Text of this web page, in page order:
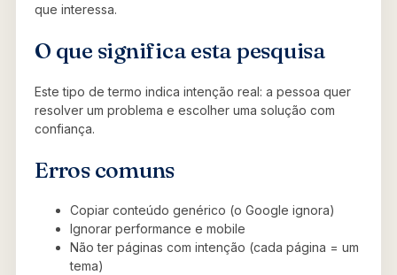
que interessa.
O que significa esta pesquisa
Este tipo de termo indica intenção real: a pessoa quer
resolver um problema e escolher uma solução com
confiança.
Erros comuns
Copiar conteúdo genérico (o Google ignora)
Ignorar performance e mobile
Não ter páginas com intenção (cada página = um
tema)